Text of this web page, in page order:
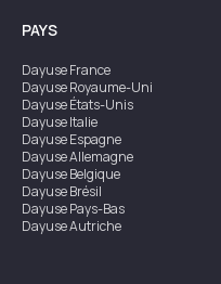
PAYS
DayuseFrance
DayuseRoyaume-Uni
DayuseÉtats-Unis
DayuseItalie
DayuseEspagne
DayuseAllemagne
DayuseBelgique
DayuseBrésil
DayusePays-Bas
DayuseAutriche